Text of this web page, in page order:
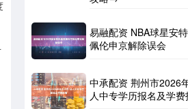
易融配资 NBA球星安
佩伦申京解除误会
中承配资 荆州市2026
人中专学历报名及学